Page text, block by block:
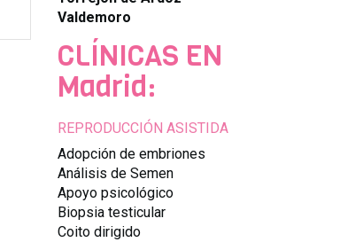
Valdemoro
CLÍNICAS EN
Madrid:
REPRODUCCIÓN ASISTIDA
Adopción de embriones
Análisis de Semen
Apoyo psicológico
Biopsia testicular
Coito dirigido